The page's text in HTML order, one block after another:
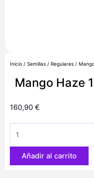
Inicio / Semillas / Regulares /
Mango Haze
160,90 €
Haze
u.
Añadir al carrito